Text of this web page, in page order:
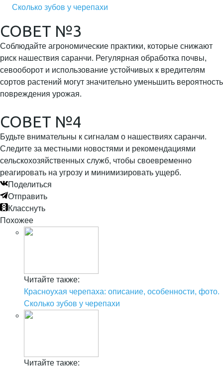
Сколько зубов у черепахи
СОВЕТ №3
Соблюдайте агрономические практики, которые снижают
риск нашествия саранчи. Регулярная обработка почвы,
севооборот и использование устойчивых к вредителям
сортов растений могут значительно уменьшить вероятность
повреждения урожая.
СОВЕТ №4
Будьте внимательны к сигналам о нашествиях саранчи.
Следите за местными новостями и рекомендациями
сельскохозяйственных служб, чтобы своевременно
реагировать на угрозу и минимизировать ущерб.
Поделиться
Отправить
Класснуть
Похожее
Читайте также:
Красноухая черепаха: описание, особенности, фото.
Сколько зубов у черепахи
Читайте также: